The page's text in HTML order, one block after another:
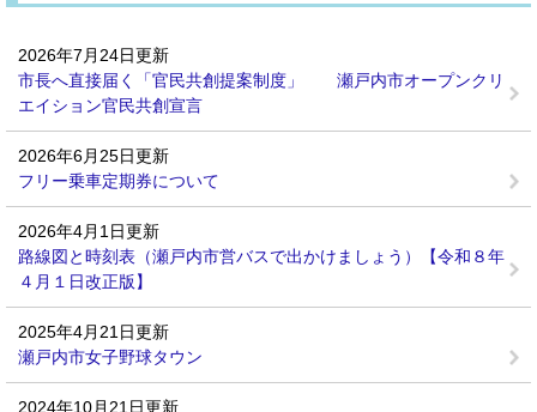
2026年7月24日更新
市長へ直接届く「官民共創提案制度」 瀬戸内市オープンクリ
エイション官民共創宣言
2026年6月25日更新
フリー乗車定期券について
2026年4月1日更新
路線図と時刻表（瀬戸内市営バスで出かけましょう）【令和８年
４月１日改正版】
2025年4月21日更新
瀬戸内市女子野球タウン
2024年10月21日更新